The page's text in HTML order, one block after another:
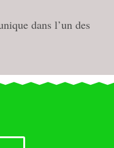
dans l’un des